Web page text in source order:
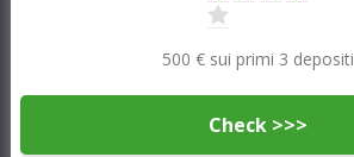
500 € sui primi 3 depositi
Check >>>